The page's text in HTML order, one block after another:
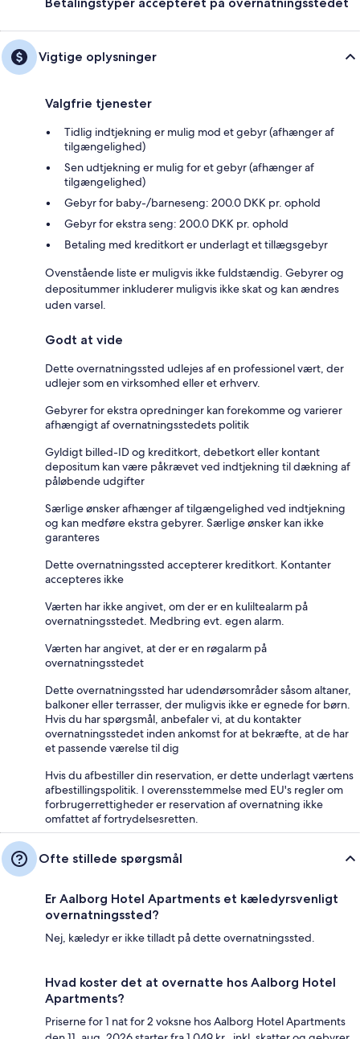
Vigtige oplysninger
Valgfrie tjenester
Tidlig indtjekning er mulig mod et gebyr (afhænger af
tilgængelighed)
Sen udtjekning er mulig for et gebyr (afhænger af
tilgængelighed)
Gebyr for baby-/barneseng: 200.0 DKK pr. ophold
Gebyr for ekstra seng: 200.0 DKK pr. ophold
Betaling med kreditkort er underlagt et tillægsgebyr
Ovenstående liste er muligvis ikke fuldstændig. Gebyrer og
depositummer inkluderer muligvis ikke skat og kan ændres
uden varsel.
Godt at vide
Dette overnatningssted udlejes af en professionel vært, der
udlejer som en virksomhed eller et erhverv.
Gebyrer for ekstra opredninger kan forekomme og varierer
afhængigt af overnatningsstedets politik
Gyldigt billed-ID og kreditkort, debetkort eller kontant
depositum kan være påkrævet ved indtjekning til dækning af
påløbende udgifter
Særlige ønsker afhænger af tilgængelighed ved indtjekning
og kan medføre ekstra gebyrer. Særlige ønsker kan ikke
garanteres
Dette overnatningssted accepterer kreditkort. Kontanter
accepteres ikke
Værten har ikke angivet, om der er en kuliltealarm på
overnatningsstedet. Medbring evt. egen alarm.
Værten har angivet, at der er en røgalarm på
overnatningsstedet
Dette overnatningssted har udendørsområder såsom altaner,
balkoner eller terrasser, der muligvis ikke er egnede for børn.
Hvis du har spørgsmål, anbefaler vi, at du kontakter
overnatningsstedet inden ankomst for at bekræfte, at de har
et passende værelse til dig
Hvis du afbestiller din reservation, er dette underlagt værtens
afbestillingspolitik. I overensstemmelse med EU's regler om
forbrugerrettigheder er reservation af overnatning ikke
omfattet af fortrydelsesretten.
Ofte stillede spørgsmål
Er Aalborg Hotel Apartments et kæledyrsvenligt
overnatningssted?
Nej, kæledyr er ikke tilladt på dette overnatningssted.
Hvad koster det at overnatte hos Aalborg Hotel
Apartments?
Priserne for 1 nat for 2 voksne hos Aalborg Hotel Apartments